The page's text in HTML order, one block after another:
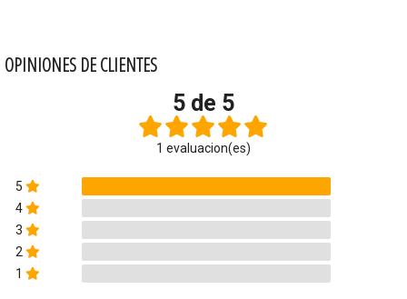
OPINIONES DE CLIENTES
5 de 5
1 evaluacion(es)
5
4
3
2
1